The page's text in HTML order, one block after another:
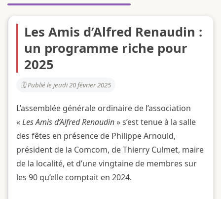
Les Amis d’Alfred Renaudin :
un programme riche pour
2025
Publié le jeudi 20 février 2025
L’assemblée générale ordinaire de l’association
«Les Amis d’Alfred Renaudin» s’est tenue à la salle
des fêtes en présence de Philippe Arnould,
président de la Comcom, de Thierry Culmet, maire
de la localité, et d’une vingtaine de membres sur
les 90 qu’elle comptait en 2024.